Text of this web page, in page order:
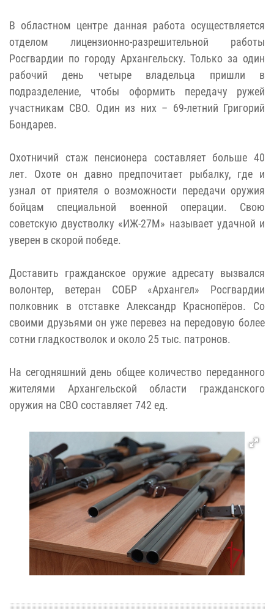
В областном центре данная работа осуществляется
отделом лицензионно-разрешительной работы
Росгвардии по городу Архангельску. Только за один
рабочий день четыре владельца пришли в
подразделение, чтобы оформить передачу ружей
участникам СВО. Один из них – 69-летний Григорий
Бондарев.
Охотничий стаж пенсионера составляет больше 40
лет. Охоте он давно предпочитает рыбалку, где и
узнал от приятеля о возможности передачи оружия
бойцам специальной военной операции. Свою
советскую двустволку «ИЖ-27М» называет удачной и
уверен в скорой победе.
Доставить гражданское оружие адресату вызвался
волонтер, ветеран СОБР «Архангел» Росгвардии
полковник в отставке Александр Краснопёров. Со
своими друзьями он уже перевез на передовую более
сотни гладкостволок и около 25 тыс. патронов.
На сегодняшний день общее количество переданного
жителями Архангельской области гражданского
оружия на СВО составляет 742 ед.